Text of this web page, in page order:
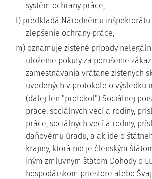
systém ochrany práce,
l) predkladá Národnému
zlepšenie ochrany práce,
m) oznamuje zistené prípady
uloženie pokuty za porušenie
zamestnávania vrátane zistených
uvedených v protokole o výsledku
(ďalej len "protokol") Sociálnej
práce, sociálnych vecí a rodiny,
práce, sociálnych vecí a rodiny,
daňovému úradu, a ak ide o
krajiny, ktorá nie je členským
iným zmluvným štátom Dohody o
hospodárskom priestore alebo